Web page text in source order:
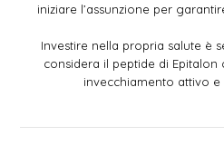
iniziare l’assunzione per
Investire nella propria salute è
considera il peptide di
invecchiamento attivo e